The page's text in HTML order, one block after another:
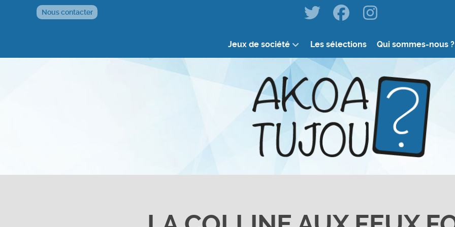
Nous contacter
Jeux de société Les sélections Qui sommes-nous ?